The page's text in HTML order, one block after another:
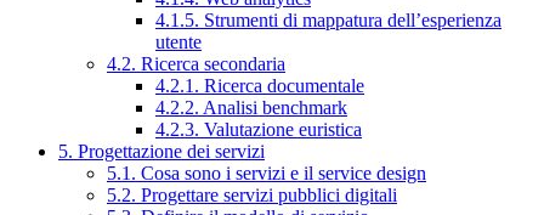
4.1.5. Strumenti di mappatura dell’esperienza
utente
4.2. Ricerca secondaria
4.2.1. Ricerca documentale
4.2.2. Analisi benchmark
4.2.3. Valutazione euristica
5. Progettazione dei servizi
5.1. Cosa sono i servizi e il service design
5.2. Progettare servizi pubblici digitali